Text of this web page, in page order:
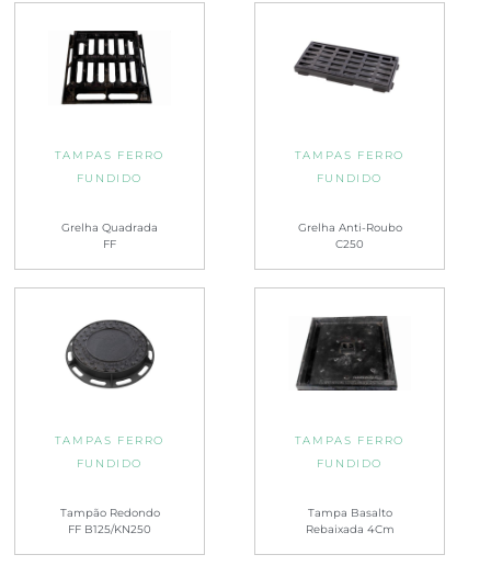
TAMPAS FERRO
FUNDIDO
Grelha Quadrada
FF
TAMPAS FERRO
FUNDIDO
Grelha Anti-Roubo
C250
TAMPAS FERRO
FUNDIDO
Tampão Redondo
FF B125/KN250
TAMPAS FERRO
FUNDIDO
Tampa Basalto
Rebaixada 4Cm